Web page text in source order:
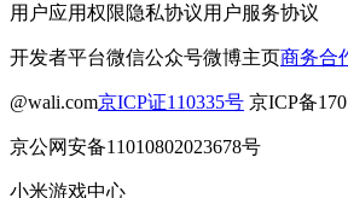
用户应用权限隐私协议用户服务协议
开发者平台微信公众号微博主页商务合
@wali.com京ICP证110335号 京ICP备
京公网安备11010802023678号
小米游戏中心